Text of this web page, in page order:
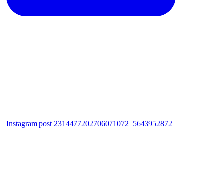
Instagram post 2314477202706071072_5643952872